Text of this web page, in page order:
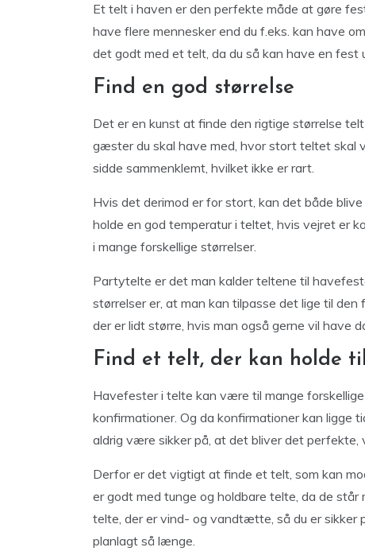
Et telt i haven er den perfekte måde at gøre
have flere mennesker end du f.eks. kan have
det godt med et telt, da du så kan have en fest
Find en god størrelse
Det er en kunst at finde den rigtige størrelse
gæster du skal have med, hvor stort teltet skal
sidde sammenklemt, hvilket ikke er rart.
Hvis det derimod er for stort, kan det både
holde en god temperatur i teltet, hvis vejret er
i mange forskellige størrelser.
Partytelte er det man kalder teltene til
størrelser er, at man kan tilpasse det lige til
der er lidt større, hvis man også gerne vil have
Find et telt, der kan holde
Havefester i telte kan være til mange
konfirmationer. Og da konfirmationer kan ligge
aldrig være sikker på, at det bliver det perfekte,
Derfor er det vigtigt at finde et telt, som kan
er godt med tunge og holdbare telte, da de
telte, der er vind- og vandtætte, så du er sikker
planlagt så længe.